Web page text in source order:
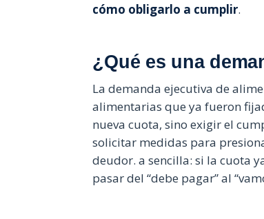
cómo obligarlo a cumplir.
¿Qué es una
La demanda ejecutiva de
alimentarias que ya fueron
nueva cuota, sino exigir el
solicitar medidas para
deudor. a sencilla: si la cuota
pasar del “debe pagar” al